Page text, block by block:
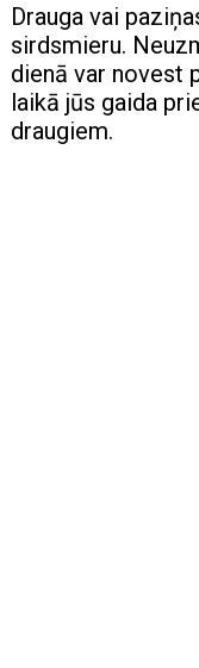
Drauga vai
sirdsmieru.
dienā var novest
laikā jūs gaida
draugiem.